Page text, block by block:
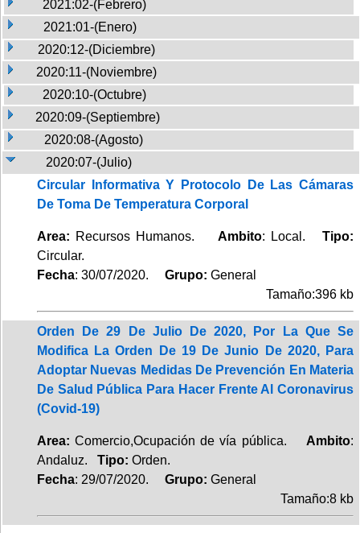
2021:02-(Febrero)
2021:01-(Enero)
2020:12-(Diciembre)
2020:11-(Noviembre)
2020:10-(Octubre)
2020:09-(Septiembre)
2020:08-(Agosto)
2020:07-(Julio)
Circular Informativa Y Protocolo De Las Cámaras
De Toma De Temperatura Corporal
Area: Recursos Humanos. Ambito: Local.Tipo:
Circular.
Fecha: 30/07/2020. Grupo: General
Tamaño:396 kb
Orden De 29 De Julio De 2020, Por La Que Se
Modifica La Orden De 19 De Junio De 2020, Para
Adoptar Nuevas Medidas De Prevención En Materia
De Salud Pública Para Hacer Frente Al Coronavirus
(Covid-19)
Area: Comercio,Ocupación de vía pública. Ambito:
Andaluz. Tipo: Orden.
Fecha: 29/07/2020. Grupo: General
Tamaño:8 kb